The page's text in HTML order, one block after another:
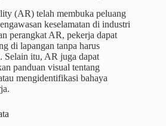
(AR) telah membuka peluang
keselamatan di industri
perangkat AR, pekerja dapat
di lapangan tanpa harus
Selain itu, AR juga dapat
panduan visual tentang
mengidentifikasi bahaya